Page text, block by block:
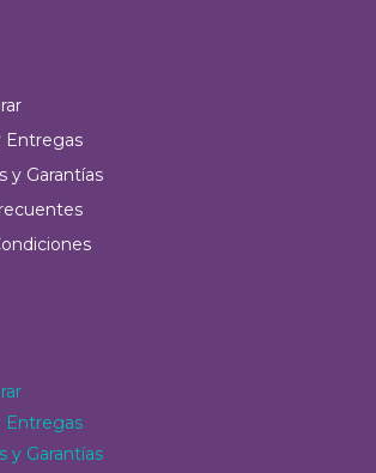
Entregas
y Garantías
Entregas
y Garantías